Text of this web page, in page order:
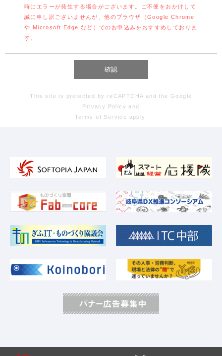
時にエラーが発生する場合がございます。ご不便をおかけして
誠に申し訳ございませんが、他のブラウザ（Google Chrome
や Microsoft Edge など）でのお申込みをおすすめしておりま
す。
This site is protected by reCAPTCHA and the Google
Privacy Policy and
Terms of Service apply.